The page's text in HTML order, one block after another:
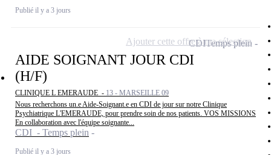
Publié il y a 3 jours
AIDE SOIGNANT JOUR CDI
(H/F)
CLINIQUE L EMERAUDE - 13 - MARSEILLE 09
Nous recherchons un.e Aide-Soignant.e en CDI de jour sur notre Clinique
Psychiatrique L'EMERAUDE, pour prendre soin de nos patients. VOS MISSIONS
En collaboration avec l'équipe soignante...
CDI - Temps plein
Publié il y a 3 jours
CDITemps plein
Ajouter cette offre à ma sélection